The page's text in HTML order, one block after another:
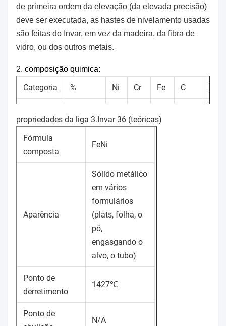
de primeira ordem da elevação (da elevada precisão)
deve ser executada, as hastes de nivelamento usadas
são feitas do Invar, em vez da madeira, da fibra de
vidro, ou dos outros metais.
2. composição quimica:
Categoria % Ni Cr Fe C
Invar 36
bal
propriedades da liga 3.Invar 36 (teóricas)
Fórmula
composta
FeNi
Aparência
Sólido metálico
em vários
formulários
(plats, folha, o
pó,
engasgando o
alvo, o tubo)
Ponto de
derretimento
1427℃
Ponto de
N/A